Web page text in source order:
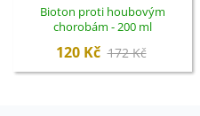
Bioton proti houbovým
chorobám - 200 ml
120 Kč 172 Kč